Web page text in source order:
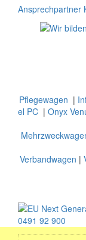
Ansprechpartner
Pflegewagen |
el PC | Onyx
Verbandwagen |
0491 92 900